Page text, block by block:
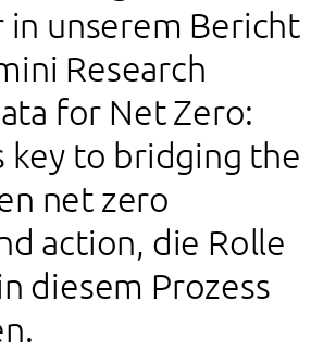
unserem Bericht
Research
for Net Zero:
key to bridging the
net zero
action, die Rolle
diesem Prozess